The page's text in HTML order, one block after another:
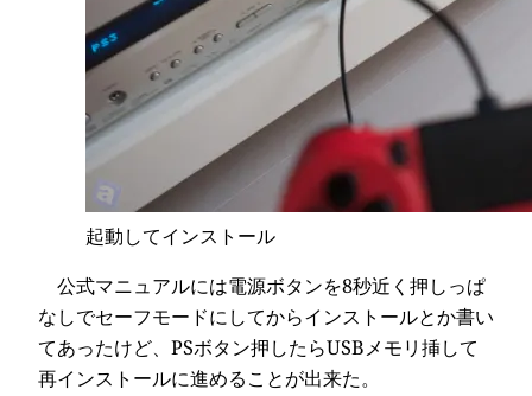
起動してインストール
公式マニュアルには電源ボタンを8秒近く押しっぱ
なしでセーフモードにしてからインストールとか書い
てあったけど、PSボタン押したらUSBメモリ挿して
再インストールに進めることが出来た。